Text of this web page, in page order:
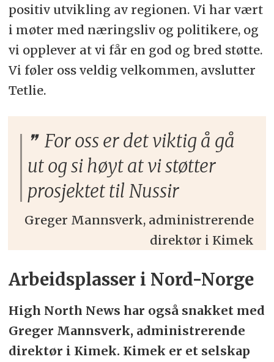
positiv utvikling av regionen. Vi har vært
i møter med næringsliv og politikere, og
vi opplever at vi får en god og bred støtte.
Vi føler oss veldig velkommen, avslutter
Tetlie.
For oss er det viktig å gå
ut og si høyt at vi støtter
prosjektet til Nussir
Greger Mannsverk, administrerende
direktør i Kimek
Arbeidsplasser i Nord-Norge
High North News har også snakket med
Greger Mannsverk, administrerende
direktør i Kimek. Kimek er et selskap